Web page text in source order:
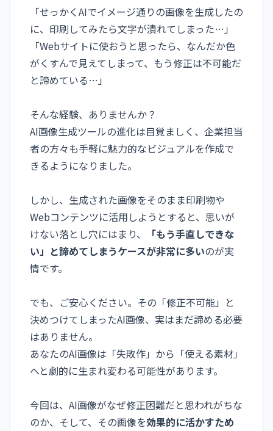
「せっかくAIでイメージ通りの画像を生成したの
に、印刷してみたら文字が潰れてしまった…」
「Webサイトに使おうと思ったら、なんだか色
がくすんで見えてしまって、もう修正は不可能だ
と諦めている…」
そんな経験、ありませんか？
AI画像生成ツールの進化は目覚ましく、企業担当
者の方々も手軽に魅力的なビジュアルを作成で
きるようになりました。
しかし、生成された画像をそのまま印刷物や
Webコンテンツに活用しようとすると、思いが
けない落とし穴にはまり、
「もう手直しできな
い」と諦めてしまうケースが非常に多いのが実
情です。
でも、ご安心ください。その「修正不可能」と
決めつけてしまったAI画像、実はまだ諦める必要
はありません。
あなたのAI画像は「失敗作」から「使える素材」
へと劇的に生まれ変わる可能性があります。
今回は、AI画像がなぜ修正困難だと思われがちな
のか、そして、その画像を効果的に活かすため